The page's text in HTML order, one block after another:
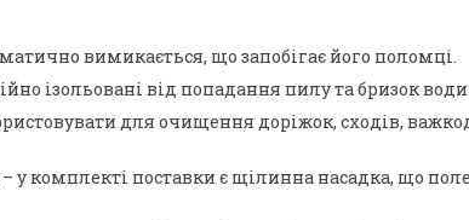
вимикається, що запобігає його поломці.
ізольовані від попадання пилу та бризок
для очищення доріжок, сходів,
– у комплекті поставки є щілинна насадка, що